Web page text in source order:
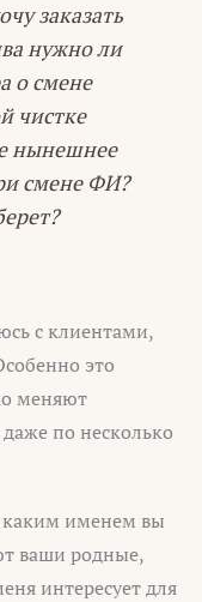
заказать
нужно ли
о смене
чистке
нынешнее
смене ФИ?
с клиентами,
это
меняют
по несколько
каким именем вы
ваши родные,
интересует для